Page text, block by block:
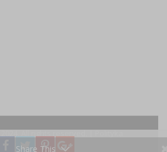
All rights reserved. |Polityka
prywatności
Share This